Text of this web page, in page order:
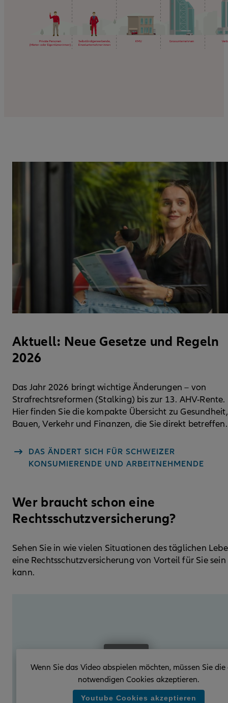
Aktuell: Neue Gesetze und Regeln
2026
Das Jahr 2026 bringt wichtige Änderungen – von
Strafrechtsreformen (Stalking) bis zur 13. AHV-Rente.
Hier finden Sie die kompakte Übersicht zu Gesundheit,
Bauen, Verkehr und Finanzen, die Sie direkt betreffen.
DAS ÄNDERT SICH FÜR SCHWEIZER
KONSUMIERENDE UND ARBEITNEHMENDE
Wer braucht schon eine
Rechtsschutz­versicherung?
Sehen Sie in wie vielen Situationen des täglichen
eine Rechtsschutz­versicherung von Vorteil für Sie sein
kann.
Wenn Sie das Video abspielen möchten, müssen Sie
notwendigen Cookies akzeptieren.
Youtube Cookies akzeptieren